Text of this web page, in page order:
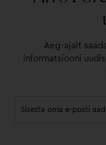
Aeg-ajalt
informatsiooni